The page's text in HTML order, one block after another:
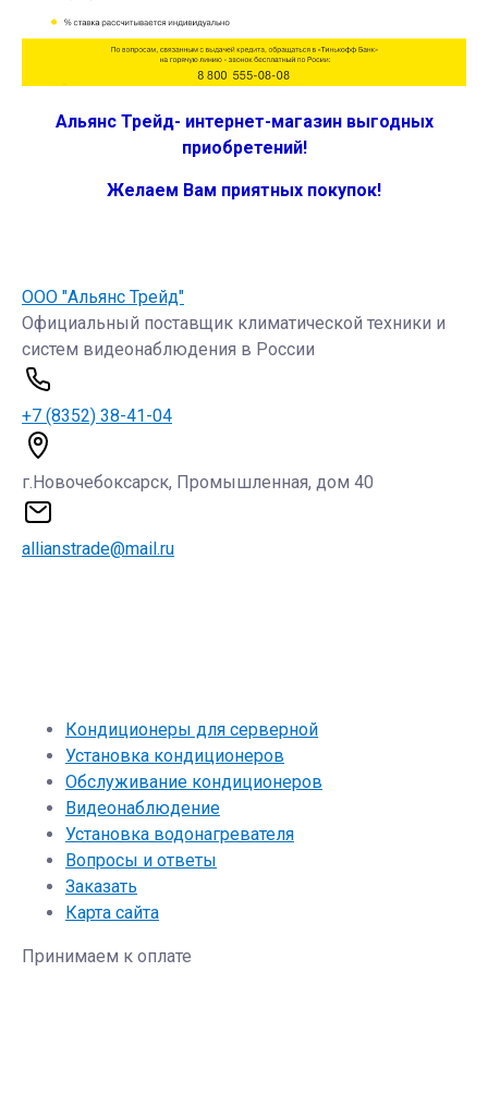
Альянс Трейд- интернет-магазин выгодных
приобретений!
Желаем Вам приятных покупок!
ООО "Альянс Трейд"
Официальный поставщик климатической техники и
систем видеонаблюдения в России
+7 (8352) 38-41-04
г.Новочебоксарск, Промышленная, дом 40
allianstrade@mail.ru
Кондиционеры для серверной
Установка кондиционеров
Обслуживание кондиционеров
Видеонаблюдение
Установка водонагревателя
Вопросы и ответы
Заказать
Карта сайта
Принимаем к оплате